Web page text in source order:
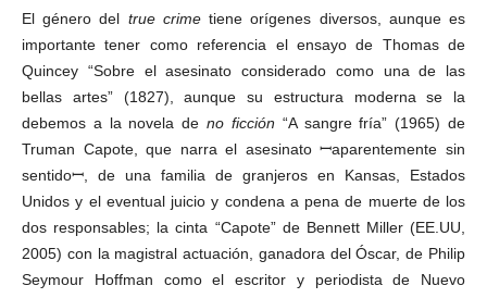
El género del true crimetiene orígenes diversos, aunque es
importante tener como referencia el ensayo de Thomas de
Quincey “Sobre el asesinato considerado como una de las
bellas artes” (1827), aunque su estructura moderna se la
debemos a la novela deno ficción “A sangre fría” (1965) de
Truman Capote, que narra el asesinato ꟷaparentemente sin
sentidoꟷ, de una familia de granjeros en Kansas, Estados
Unidos y el eventual juicio y condena a pena de muerte de los
dos responsables; la cinta “Capote” de Bennett Miller (EE.UU,
2005) con la magistral actuación, ganadora del Óscar, de Philip
Seymour Hoffman como el escritor y periodista de Nuevo